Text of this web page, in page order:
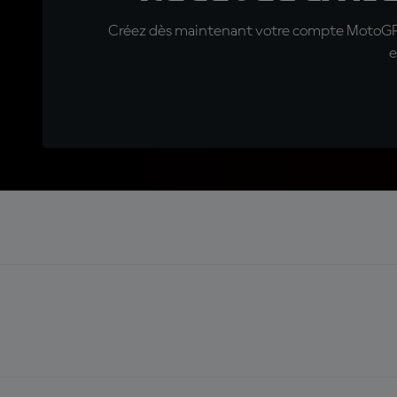
Créez dès maintenant votre compte